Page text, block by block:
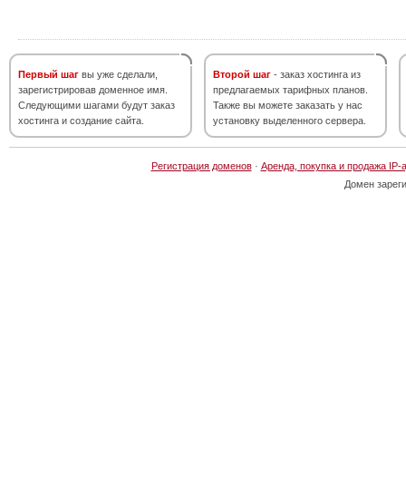
Первый шаг вы уже сделали,
зарегистрировав доменное имя.
Следующими шагами будут заказ
хостинга и создание сайта.
Второй шаг - заказ хостинга из
предлагаемых тарифных планов.
Также вы можете заказать у нас
установку выделенного сервера.
Регистрация доменов· Аренда, покупка и продажа IP-
Домен